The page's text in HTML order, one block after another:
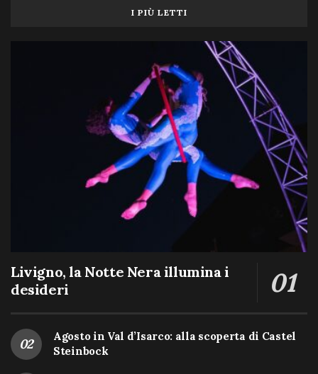
I PIÙ LETTI
Livigno, la Notte Nera illumina i
desideri
Agosto in Val d’Isarco: alla scoperta di Castel
Steinbock